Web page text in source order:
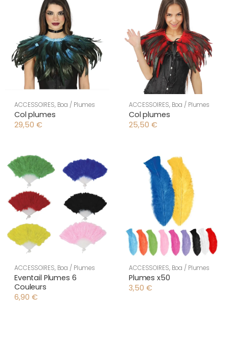
ACCESSOIRES, Boa / Plumes
Col plumes
29,50 €
ACCESSOIRES, Boa / Plumes
Col plumes
25,50 €
ACCESSOIRES, Boa / Plumes
Eventail Plumes 6
Couleurs
6,90 €
ACCESSOIRES, Boa / Plumes
Plumes x50
3,50 €